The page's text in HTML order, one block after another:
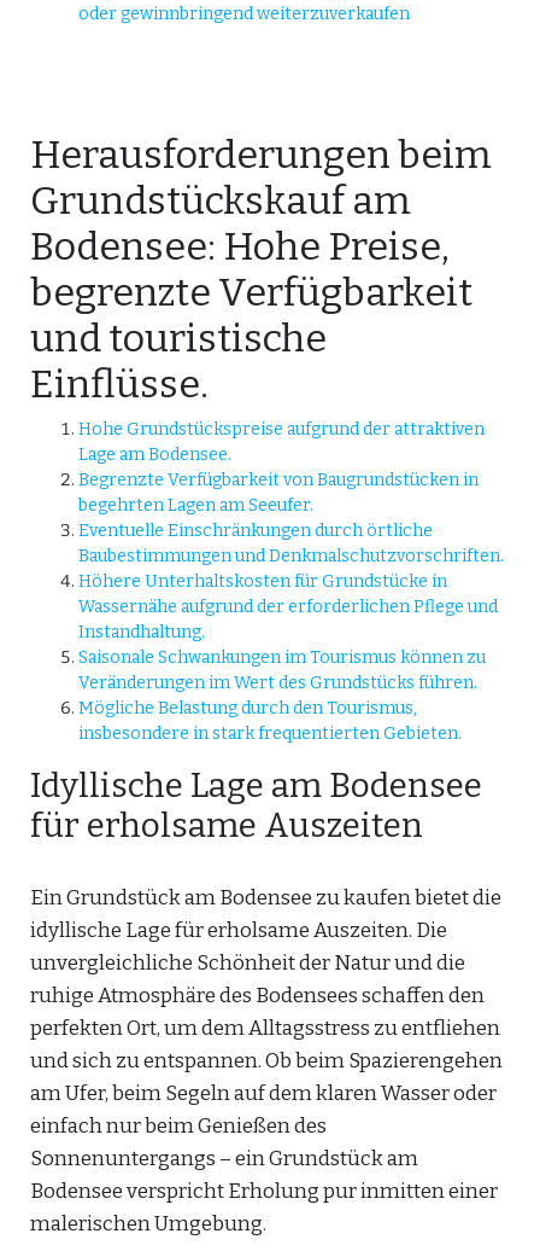
oder gewinnbringend weiterzuverkaufen
Herausforderungen beim
Grundstückskauf am
Bodensee: Hohe Preise,
begrenzte Verfügbarkeit
und touristische
Einflüsse.
Hohe Grundstückspreise aufgrund der attraktiven
Lage am Bodensee.
Begrenzte Verfügbarkeit von Baugrundstücken in
begehrten Lagen am Seeufer.
Eventuelle Einschränkungen durch örtliche
Baubestimmungen und Denkmalschutzvorschriften.
Höhere Unterhaltskosten für Grundstücke in
Wassernähe aufgrund der erforderlichen Pflege und
Instandhaltung.
Saisonale Schwankungen im Tourismus können zu
Veränderungen im Wert des Grundstücks führen.
Mögliche Belastung durch den Tourismus,
insbesondere in stark frequentierten Gebieten.
Idyllische Lage am Bodensee
für erholsame Auszeiten
Ein Grundstück am Bodensee zu kaufen bietet die
idyllische Lage für erholsame Auszeiten. Die
unvergleichliche Schönheit der Natur und die
ruhige Atmosphäre des Bodensees schaffen den
perfekten Ort, um dem Alltagsstress zu entfliehen
und sich zu entspannen. Ob beim Spazierengehen
am Ufer, beim Segeln auf dem klaren Wasser oder
einfach nur beim Genießen des
Sonnenuntergangs – ein Grundstück am
Bodensee verspricht Erholung pur inmitten einer
malerischen Umgebung.